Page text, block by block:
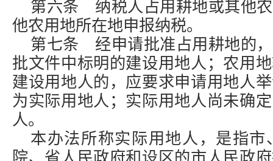
第六条 纳税人占用耕地或其他
他农用地所在地申报纳税。
第七条 经申请批准占用耕地的
批文件中标明的建设用地人；农用
建设用地人的，应要求申请用地人
为实际用地人；实际用地人尚未确
人。
本办法所称实际用地人，是指